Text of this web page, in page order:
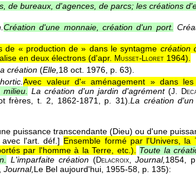
de bureaux, d'agences, de parcs; les créations
Création d'une monnaie, création d'un port.
de « production de » dans le syntagme création
en deux électrons (d'apr. Musset-Lloret 1964).
création (Elle,18 oct. 1976, p. 63).
hortic.Avec valeur d'« aménagement » dans
La création d'un jardin d'agrément(J.
frères, t. 2, 1862-1871, p. 31).La création
puissance transcendante (Dieu) ou d'une
l'art. déf.] Ensemble formé par l'Univers,
par l'homme à la Terre, etc.). Toute la
L'imparfaite création(Delacroix,Journal,1854,
, Journal,Le Bel aujourd'hui, 1955-58, p. 135):